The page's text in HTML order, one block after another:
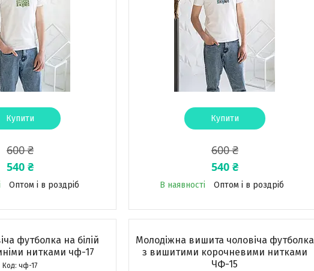
Купити
600 ₴
540 ₴
Оптом і в роздріб
Купити
600 ₴
540 ₴
В наявності Оптом і в роздріб
футболка на білій
нитками чф-17
чф-17
Молодіжна вишита чоловіча футболка
з вишитими корочневими нитками
ЧФ-15